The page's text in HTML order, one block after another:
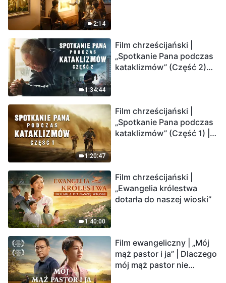
2:14
1:34:44
Film chrześcijański |
„Spotkanie Pana podczas
kataklizmów” (Część 2)
Ludzkość weszła w
odliczanie. Czy znalazłeś
już drogę ocalenia?
1:20:47
Film chrześcijański |
„Spotkanie Pana podczas
kataklizmów” (Część 1) |
1:40:00
Film chrześcijański |
„Ewangelia królestwa
dotarła do naszej wioski”
Film ewangeliczny | „Mój
mąż pastor i ja” | Dlaczego
mój mąż pastor nie